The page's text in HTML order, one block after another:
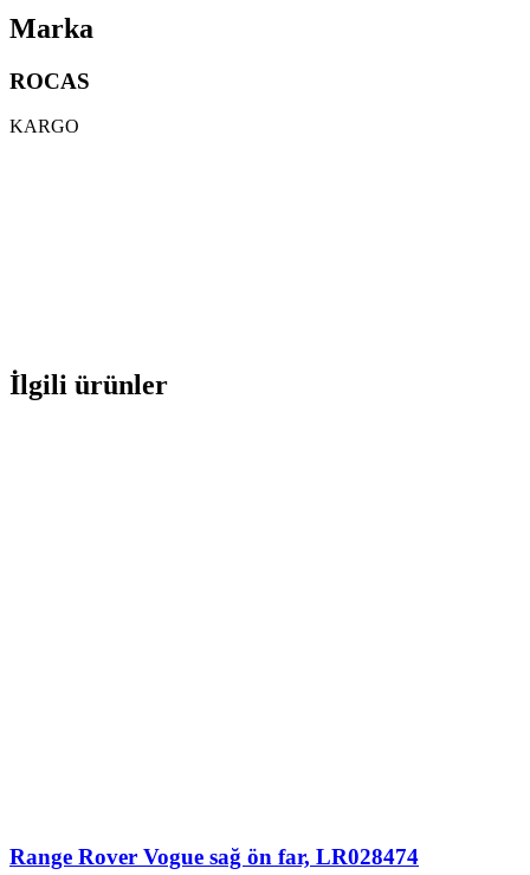
Marka
ROCAS
KARGO
İlgili ürünler
Range Rover Vogue sağ ön far, LR028474